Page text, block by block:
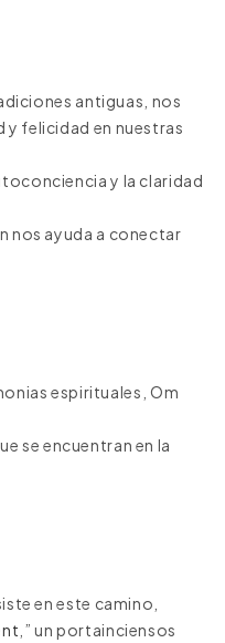
antiguas, nos
felicidad en nuestras
y la claridad
nos ayuda a conectar
espirituales, Om
se encuentran en la
en este camino,
,” un portainciensos